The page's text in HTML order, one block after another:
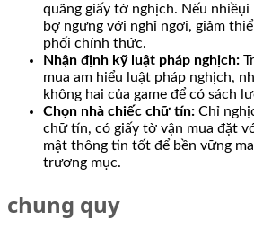
quãng giấy tờ nghịch. Nếu
bợ ngưng với nghỉ ngơi, giảm
phối chính thức.
Nhận định kỹ luật pháp nghịch:
mua am hiểu luật pháp nghịch,
không hai của game để có sách
Chọn nhà chiếc chữ tín: Chỉ
chữ tín, có giấy tờ vận mua đặt
mật thông tin tốt để bền vững
trương mục.
chung quy